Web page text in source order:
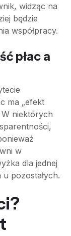
widząc na
będzie
współpracy.
płac a
ma „efekt
niektórych
w
dla jednej
pozostałych.